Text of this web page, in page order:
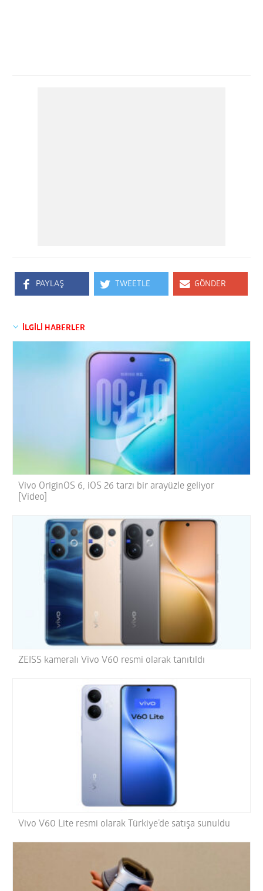
PAYLAŞ TWEETLE GÖNDER
İLGİLİ HABERLER
Vivo OriginOS 6, iOS 26 tarzı bir arayüzle geliyor
[Video]
ZEISS kameralı Vivo V60 resmi olarak tanıtıldı
Vivo V60 Lite resmi olarak Türkiye’de satışa sunuldu